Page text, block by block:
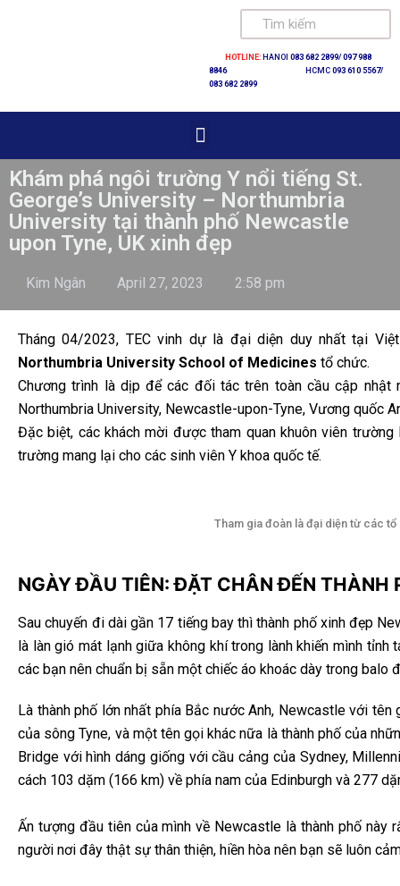
HOTLINE: HANOI 083 682 2899/ 097 988
8846
HCMC 093 610 5567/
083 682 2899
Khám phá ngôi trường Y nổi tiếng St.
George’s University – Northumbria
University tại thành phố Newcastle
upon Tyne, UK xinh đẹp
Kim Ngân April 27, 2023 2:58 pm
Tháng 04/2023, TEC vinh dự là đại diện duy nhất tại
Northumbria University School of Medicines tổ chức.
Chương trình là dịp để các đối tác trên toàn cầu cập nhật
Northumbria University, Newcastle-upon-Tyne, Vương quốc
Đặc biệt, các khách mời được tham quan khuôn viên
trường mang lại cho các sinh viên Y khoa quốc tế.
Tham gia đoàn là đại diện từ các
NGÀY ĐẦU TIÊN: ĐẶT CHÂN ĐẾN THÀNH
Sau chuyến đi dài gần 17 tiếng bay thì thành phố xinh đẹp
là làn gió mát lạnh giữa không khí trong lành khiến mình
các bạn nên chuẩn bị sẵn một chiếc áo khoác dày trong balo
Là thành phố lớn nhất phía Bắc nước Anh, Newcastle với
của sông Tyne, và một tên gọi khác nữa là thành phố của
Bridge với hình dáng giống với cầu cảng của Sydney,
cách 103 dặm (166 km) về phía nam của Edinburgh và 277
Ấn tượng đầu tiên của mình về Newcastle là thành phố này
người nơi đây thật sự thân thiện, hiền hòa nên bạn sẽ luôn